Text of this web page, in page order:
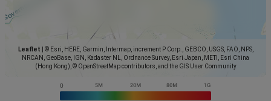
Leaflet
© Esri, HERE, Garmin, Intermap, increment P Corp., GEBCO, USGS, FAO, NPS,
NRCAN, GeoBase, IGN, Kadaster NL, Ordnance Survey, Esri Japan, METI, Esri China
(Hong Kong), © OpenStreetMap contributors, and the GIS User Community